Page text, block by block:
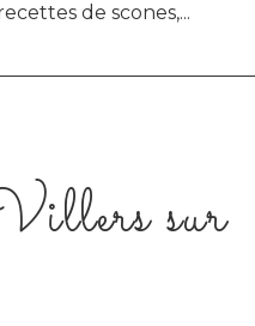
de scones,...
sur